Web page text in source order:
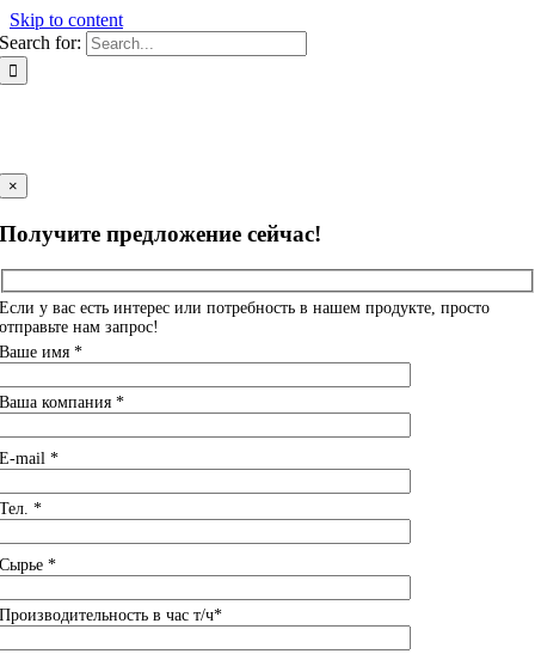
Skip to content
Search for:
×
Получите предложение сейчас!
Если у вас есть интерес или потребность в нашем продукте, просто
отправьте нам запрос!
Ваше имя *
Ваша компания *
E-mail *
Тел. *
Сырье *
Производительность в час т/ч*